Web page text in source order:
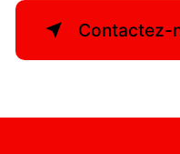
Contactez-